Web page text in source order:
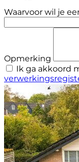
Waarvoor wil je
Opmerking
Ik ga akkoord